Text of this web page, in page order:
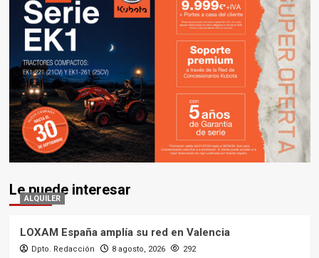
Le puede interesar
ALQUILER
LOXAM España amplía su red en Valencia
Dpto. Redacción 8 agosto, 2026 292